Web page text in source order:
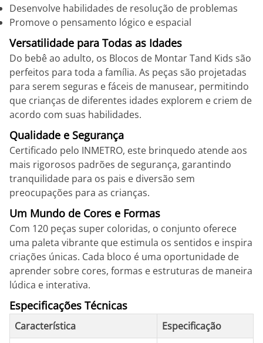
Desenvolve habilidades de resolução de problemas
Promove o pensamento lógico e espacial
Versatilidade para Todas as Idades
Do bebê ao adulto, os Blocos de Montar Tand Kids são
perfeitos para toda a família. As peças são projetadas
para serem seguras e fáceis de manusear, permitindo
que crianças de diferentes idades explorem e criem de
acordo com suas habilidades.
Qualidade e Segurança
Certificado pelo INMETRO, este brinquedo atende aos
mais rigorosos padrões de segurança, garantindo
tranquilidade para os pais e diversão sem
preocupações para as crianças.
Um Mundo de Cores e Formas
Com 120 peças super coloridas, o conjunto oferece
uma paleta vibrante que estimula os sentidos e inspira
criações únicas. Cada bloco é uma oportunidade de
aprender sobre cores, formas e estruturas de maneira
lúdica e interativa.
Especificações Técnicas
Característica
Especificação